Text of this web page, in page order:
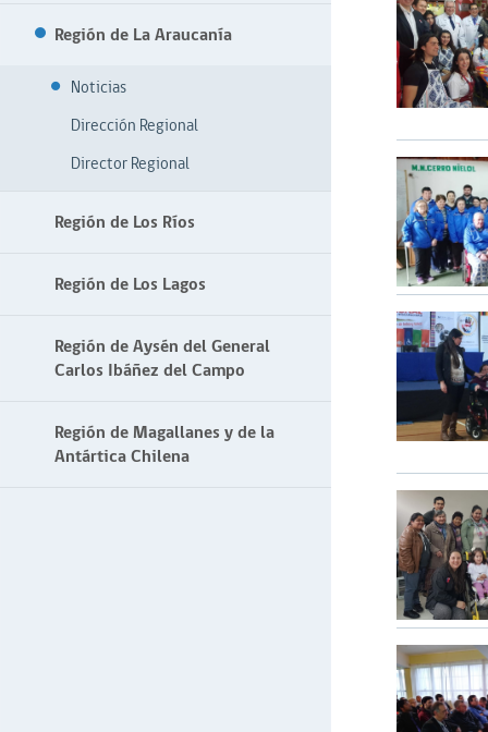
Región de La Araucanía
Noticias
Dirección Regional
Director Regional
Región de Los Ríos
Región de Los Lagos
Región de Aysén del General
Carlos Ibáñez del Campo
Región de Magallanes y de la
Antártica Chilena